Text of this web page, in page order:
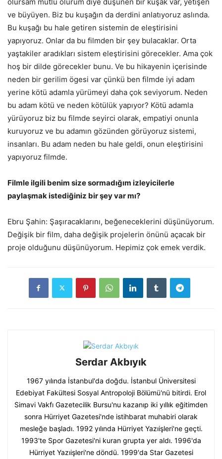
ve büyüyen. Biz bu kuşağın da derdini anlatıyoruz aslında.
Bu kuşağı bu hale getiren sistemin de eleştirisini
yapıyoruz. Onlar da bu filmden bir şey bulacaklar. Orta
yaştakiler aradıkları sistem eleştirisini görecekler. Ama çok
hoş bir dilde görecekler bunu. Ve bu hikayenin içerisinde
neden bir gerilim ögesi var çünkü ben filmde iyi adam
yerine kötü adamla yürümeyi daha çok seviyorum. Neden
bu adam kötü ve neden kötülük yapıyor? Kötü adamla
yürüyoruz biz bu filmde seyirci olarak, empatiyi onunla
kuruyoruz ve bu adamın gözünden görüyoruz sistemi,
insanları. Bu adam neden bu hale geldi, onun eleştirisini
yapıyoruz filmde.
Filmle ilgili benim size sormadığım izleyicilerle
paylaşmak istediğiniz bir şey var mı?
Ebru Şahin: Şaşıracaklarını, beğeneceklerini düşünüyorum.
Değişik bir film, daha değişik projelerin önünü açacak bir
proje olduğunu düşünüyorum. Hepimiz çok emek verdik.
Serdar Akbıyık
1967 yılında İstanbul'da doğdu. İstanbul Üniversitesi
Edebiyat Fakültesi Sosyal Antropoloji Bölümü'nü bitirdi. Erol
Simavi Vakfı Gazetecilik Bursu'nu kazanıp iki yıllık eğitimden
sonra Hürriyet Gazetesi'nde istihbarat muhabiri olarak
mesleğe başladı. 1992 yılında Hürriyet Yazıişleri'ne geçti.
1993'te Spor Gazetesi'ni kuran grupta yer aldı. 1996'da
Hürriyet Yazıişleri'ne döndü. 1999'da Star Gazetesi